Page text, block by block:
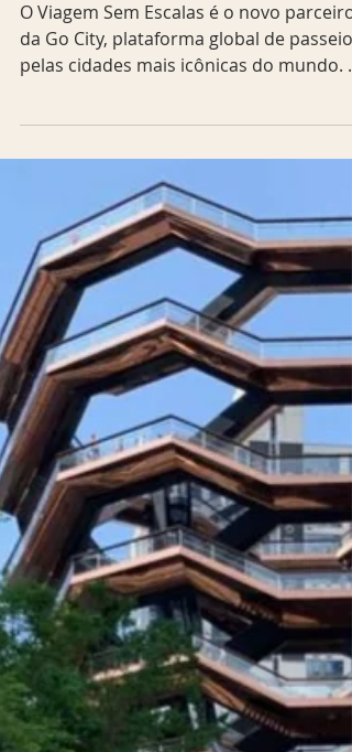
Viagem Sem Escalas
O Viagem Sem Escalas é o novo parceiro
pelas cidades mais icônicas do mundo. O